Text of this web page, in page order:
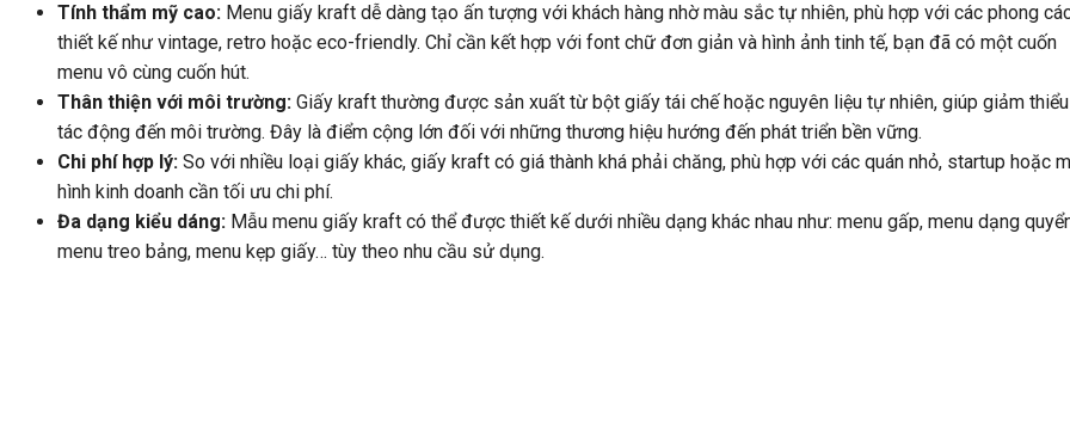
Tính thẩm mỹ cao: Menu giấy kraft dễ dàng tạo ấn tượng với khách hàng nhờ màu sắc tự nhiên, phù hợp với các phong
thiết kế như vintage, retro hoặc eco-friendly. Chỉ cần kết hợp với font chữ đơn giản và hình ảnh tinh tế, bạn đã có một cuốn
menu vô cùng cuốn hút.
Thân thiện với môi trường: Giấy kraft thường được sản xuất từ bột giấy tái chế hoặc nguyên liệu tự nhiên, giúp giảm thiểu
tác động đến môi trường. Đây là điểm cộng lớn đối với những thương hiệu hướng đến phát triển bền vững.
Chi phí hợp lý: So với nhiều loại giấy khác, giấy kraft có giá thành khá phải chăng, phù hợp với các quán nhỏ, startup hoặc
hình kinh doanh cần tối ưu chi phí.
Đa dạng kiểu dáng: Mẫu menu giấy kraft có thể được thiết kế dưới nhiều dạng khác nhau như: menu gấp, menu dạng
menu treo bảng, menu kẹp giấy… tùy theo nhu cầu sử dụng.